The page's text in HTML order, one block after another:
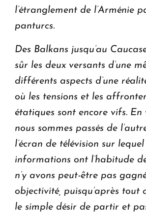
l’étranglement de l’Arménie
panturcs.
Des Balkans jusqu’au
sûr les deux versants d’une
différents aspects d’une
où les tensions et les
étatiques sont encore vifs.
nous sommes passés de
l’écran de télévision sur lequel
informations ont l’habitude
n’y avons peut-être pas
objectivité, puisqu’après tout
le simple désir de partir et